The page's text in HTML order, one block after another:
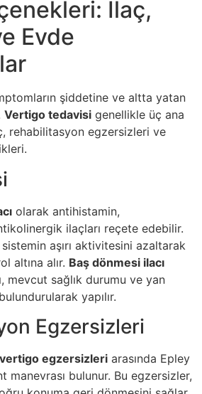
İlaç,
Evde
şiddetine ve altta yatan
Vertigo tedavisi genellikle üç ana
rehabilitasyon egzersizleri ve
olarak antihistamin,
ilaçları reçete edebilir.
aşırı aktivitesini azaltarak
altına alır. Baş dönmesi ilacı
mevcut sağlık durumu ve yan
yapılır.
Egzersizleri
vertigo egzersizleri arasında Epley
manevrası bulunur. Bu egzersizler,